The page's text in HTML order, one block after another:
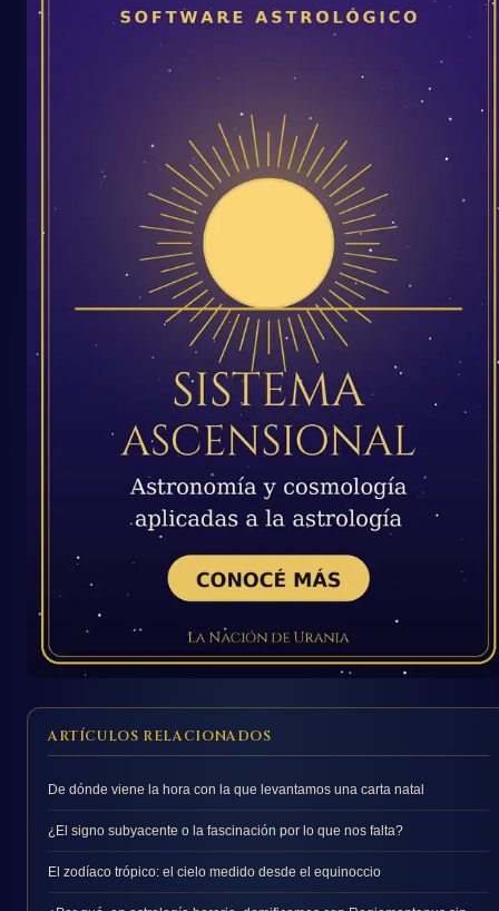
ARTÍCULOS RELACIONADOS
De dónde viene la hora con la que levantamos una carta natal
¿El signo subyacente o la fascinación por lo que nos falta?
El zodíaco trópico: el cielo medido desde el equinoccio